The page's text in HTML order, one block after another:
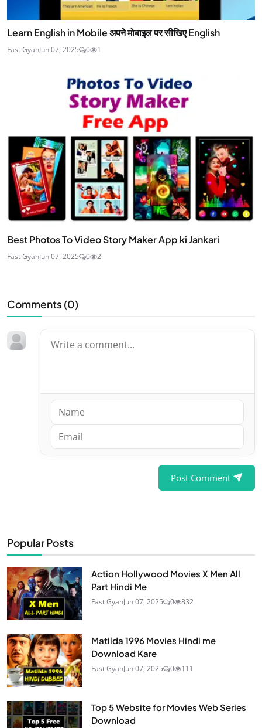
Learn English in Mobile अपने मोबाइल पर सीखिए English
Fast GyanJun 07, 2025 0 1
Best Photos To Video Story Maker App ki Jankari
Fast GyanJun 07, 2025 0 2
Comments (0)
Post Comment
Popular Posts
Action Hollywood Movies X Men All
Part Hindi Me
Fast GyanJun 07, 2025 0 832
Matilda 1996 Movies Hindi me
Download Kare
Fast GyanJun 07, 2025 0 111
Top 5 Website for Movies Web Series
Download